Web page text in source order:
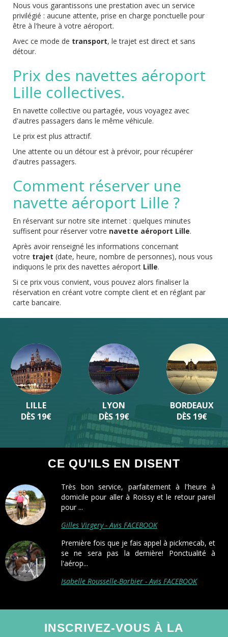
Nous vous garantissons une prestation avec un service
privilégié : aucune attente, prise en charge ponctuelle pour
être à l'heure à votre aéroport.
Avec ce mode de transport, le trajet est direct et sans
détour.
Prix des navettes aéroport
Lille collectives.
En navette collective ou partagée, vous voyagez avec
d'autres passagers dans le même véhicule.
Le prix est plus attractif.
Une attente ou un détour est à prévoir, pour récupérer
d'autres passagers.
Comment réserver une
navette aéroport Lille ?
En réservant sur notre site internet : quelques minutes
suffisent pour réserver votre navette aéroport Lille.
Après avoir renseigné les informations concernant
votre trajet (date, heure, nombre de personnes), nous vous
indiquons le prix des navettes aéroport Lille.
Si ce prix vous convient, vous pouvez alors finaliser la
réservation en créant votre compte client et en réglant par
carte bancaire.
LILLE
DÈS 19€
LYON
DÈS 19€
BORDEAUX
DÈS 19€
CE QU'ILS EN DISENT
Très bon service, parfaitement à l'heure à
domicile pour aller à Roissy et le retour pareil
pour ...
Gilles Virgery - Avis FACEBOOK
Première fois que je fais appel à pickmecab, et
se ne sera pas la dernière! Ponctualité à
l'aérop...
Isabelle Rousselle-Barbier - Avis FACEBOOK
INSCRIVEZ-VOUS À LA